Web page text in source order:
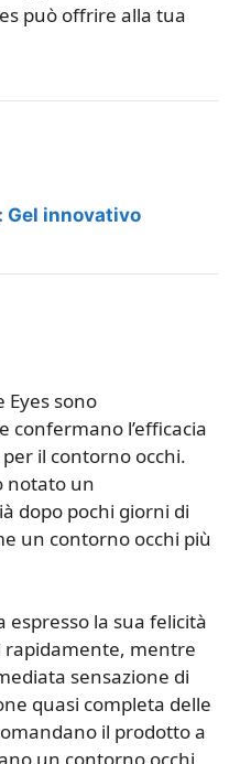
può offrire alla tua
Gel innovativo
Eyes sono
confermano l’efficacia
il contorno occhi.
notato un
dopo pochi giorni di
un contorno occhi più
espresso la sua felicità
rapidamente, mentre
sensazione di
quasi completa delle
il prodotto a